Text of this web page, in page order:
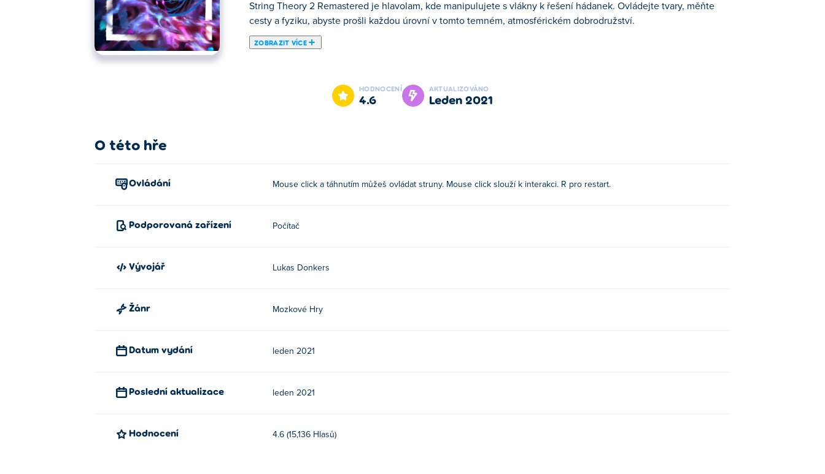
String Theory 2 Remastered je hlavolam, kde manipulujete s vlákny k řešení hádanek. Ovládejte tvary, měňte
cesty a fyziku, abyste prošli každou úrovní v tomto temném, atmosférickém dobrodružství.
ZOBRAZIT VÍCE
Zde si můžeš zahrát String Theory 2 Remastered. String Theory 2 Remastered je jednou z našich vybraných Hlavolamy Hry.
HODNOCENÍ
4.6
AKTUALIZOVÁNO
leden 2021
O této hře
Ovládání Mouse click a táhnutím můžeš ovládat struny. Mouse click slouží k interakci. R pro restart.
Podporovaná zařízení Počítač
Vývojář Lukas Donkers
Žánr Mozkové Hry
Datum vydání leden 2021
Poslední aktualizace leden 2021
Hodnocení 4.6 (15,136 Hlasů)